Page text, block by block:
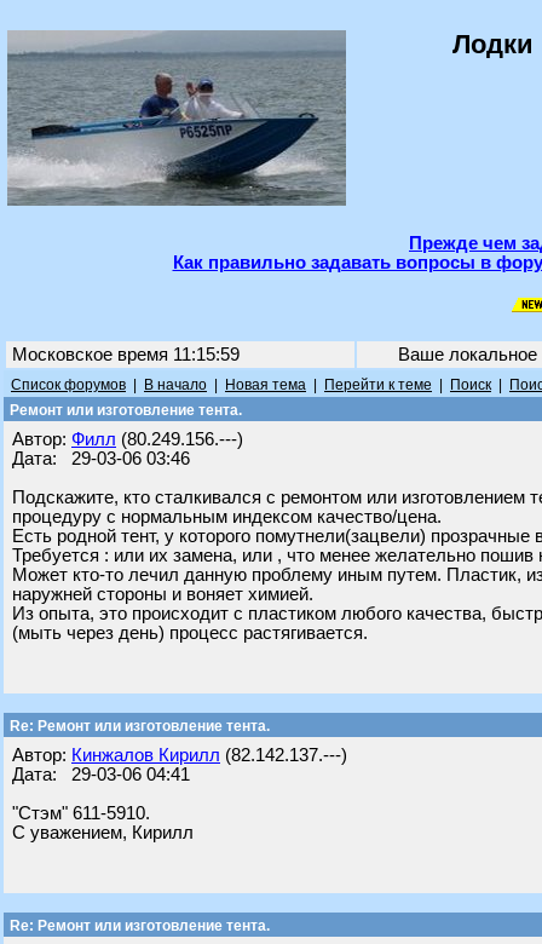
Лодки
Прежде чем
Как правильно задавать вопросы в
Московское время 11:15:59 Ваше
Список форумов В начало Новая тема Перейти к теме Поиск
Ремонт или изготовление тента.
Автор: Филл (80.249.156.---)
Дата: 29-03-06 03:46
Подскажите, кто сталкивался с ремонтом или изготовлением
процедуру с нормальным индексом качество/цена.
Есть родной тент, у которого помутнели(зацвели) прозрачные
Требуется : или их замена, или , что менее желательно пошив
Может кто-то лечил данную проблему иным путем. Пластик,
наружней стороны и воняет химией.
Из опыта, это происходит с пластиком любого качества,
(мыть через день) процесс растягивается.
Re: Ремонт или изготовление тента.
Автор: Кинжалов Кирилл (82.142.137.---)
Дата: 29-03-06 04:41
"Стэм" 611-5910.
С уважением, Кирилл
Re: Ремонт или изготовление тента.